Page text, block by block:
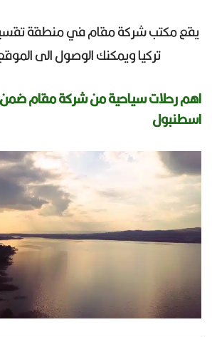
يقع مكتب شركة مقام في منطقة
تركيا ويمكنك الوصول الى
اهم رحلات سياحية من شركة مقام
اسطنبول